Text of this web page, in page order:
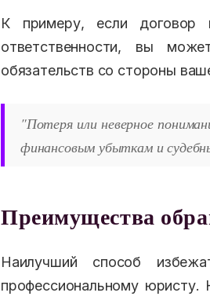
К примеру, если договор
ответственности, вы
обязательств со стороны
"Потеря или неверное
финансовым убыткам и
Преимущества
Наилучший способ
профессиональному